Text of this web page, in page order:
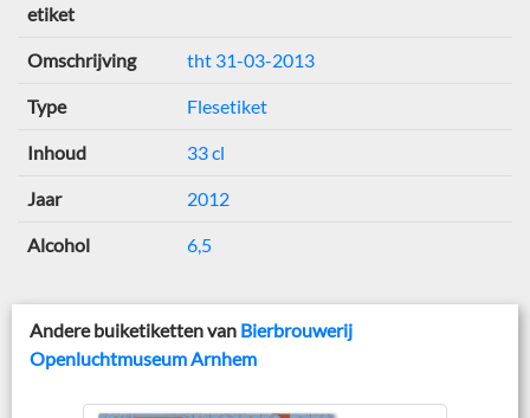
etiket
Omschrijving tht 31-03-2013
Type Flesetiket
Inhoud 33 cl
Jaar 2012
Alcohol 6,5
Andere buiketiketten van Bierbrouwerij
Openluchtmuseum Arnhem